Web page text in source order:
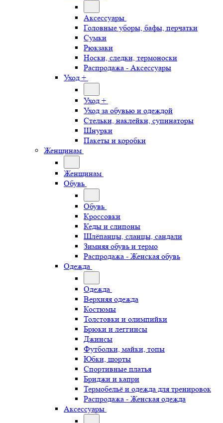
Аксессуары
Головные уборы, бафы, перчатки
Сумки
Рюкзаки
Носки, следки, термоноски
Распродажа - Аксессуары
Уход +
Уход +
Уход за обувью и одеждой
Стельки, наклейки, супинаторы
Шнурки
Пакеты и коробки
Женщинам
Женщинам
Обувь
Обувь
Кроссовки
Кеды и слипоны
Шлёпанцы, сланцы, сандали
Зимняя обувь и термо
Распродажа - Женская обувь
Одежда
Одежда
Верхняя одежда
Костюмы
Толстовки и олимпийки
Брюки и леггинсы
Джинсы
Футболки, майки, топы
Юбки, шорты
Спортивные платья
Бриджи и капри
Термобельё и одежда для тренировок
Распродажа - Женская одежда
Аксессуары